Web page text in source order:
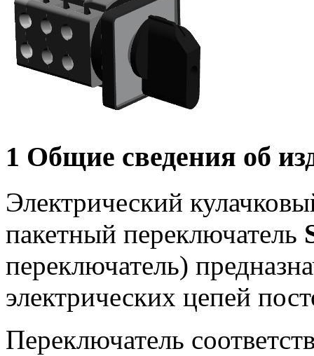
1 Общие сведения об
Электрический
пакетный переключатель
переключатель)
электрических цепей
Переключатель